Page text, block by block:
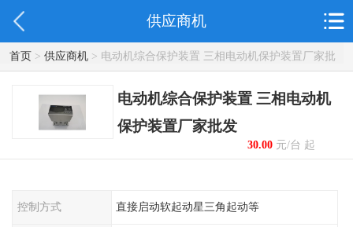
供应商机
首页> 供应商机> 电动机综合保护装置 三相电动机保护装置厂家批
发
电动机综合保护装置 三相电动机
保护装置厂家批发
30.00元/台 起
控制方式 直接启动软起动星三角起动等